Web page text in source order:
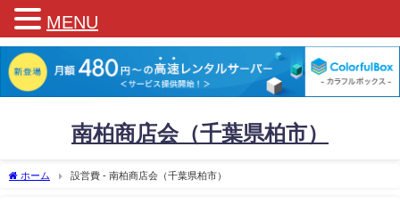
南柏商店会（千葉県柏市）
ホーム 設営費 - 南柏商店会（千葉県柏市）
MENU